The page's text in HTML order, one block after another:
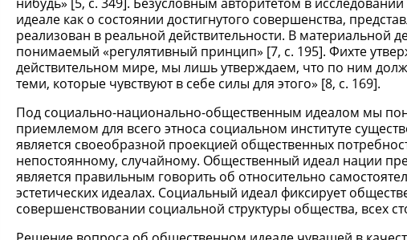
идеале как о состоянии достигнутого совершенства,
реализован в реальной действительности. В материальной
понимаемый «регулятивный принцип» [7, с. 195]. Фихте
действительном мире, мы лишь утверждаем, что по ним
теми, которые чувствуют в себе силы для этого» [8, с. 169].
Под социально-национально-общественным идеалом мы
приемлемом для всего этноса социальном институте
является своеобразной проекцией общественных
непостоянному, случайному. Общественный идеал нации
является правильным говорить об относительно
эстетических идеалах. Социальный идеал фиксирует
совершенствовании социальной структуры общества, всех